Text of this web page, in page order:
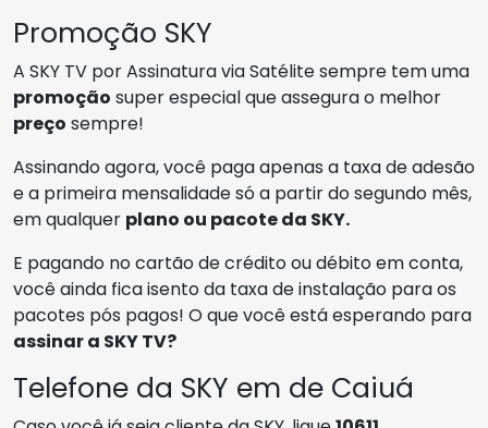
Promoção SKY
A SKY TV por Assinatura via Satélite sempre tem uma
promoção super especial que assegura o melhor
preço sempre!
Assinando agora, você paga apenas a taxa de adesão
e a primeira mensalidade só a partir do segundo mês,
em qualquer plano ou pacote da SKY.
E pagando no cartão de crédito ou débito em conta,
você ainda fica isento da taxa de instalação para os
pacotes pós pagos! O que você está esperando para
assinar a SKY TV?
Telefone da SKY em de Caiuá